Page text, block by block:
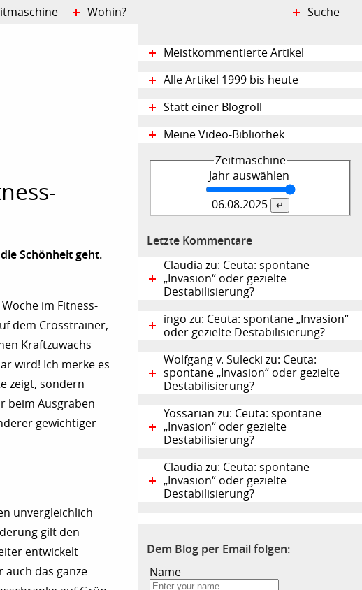
Schönheit geht.
im Fitness-
dem Crosstrainer,
Kraftzuwachs
wird! Ich merke es
zeigt, sondern
beim Ausgraben
gewichtiger
unvergleichlich
gilt den
entwickelt
das ganze
Suche
Wohin?
Meistkommentierte Artikel
Alle Artikel 1999 bis heute
Statt einer Blogroll
Meine Video-Bibliothek
Zeitmaschine
Jahr auswählen
06.08.2025
Letzte Kommentare
Claudia zu: Ceuta: spontane
„Invasion“ oder gezielte
Destabilisierung?
ingo zu: Ceuta: spontane „Invasion“
oder gezielte Destabilisierung?
Wolfgang v. Sulecki zu: Ceuta:
spontane „Invasion“ oder gezielte
Destabilisierung?
Yossarian zu: Ceuta: spontane
„Invasion“ oder gezielte
Destabilisierung?
Claudia zu: Ceuta: spontane
„Invasion“ oder gezielte
Destabilisierung?
Dem Blog per Email folgen:
Name